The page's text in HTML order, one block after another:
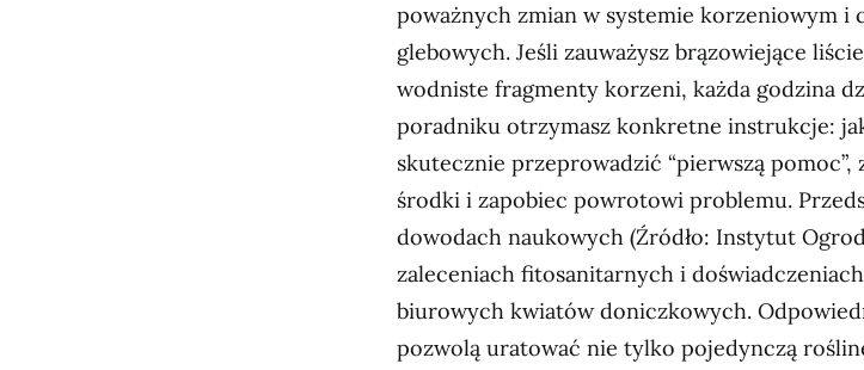
poważnych zmian w systemie korzeniowym i
glebowych. Jeśli zauważysz brązowiejące
wodniste fragmenty korzeni, każda godzina
poradniku otrzymasz konkretne instrukcje:
skutecznie przeprowadzić “pierwszą pomoc”,
środki i zapobiec powrotowi problemu.
dowodach naukowych (Źródło: Instytut
zaleceniach fitosanitarnych i
biurowych kwiatów doniczkowych.
pozwolą uratować nie tylko pojedynczą